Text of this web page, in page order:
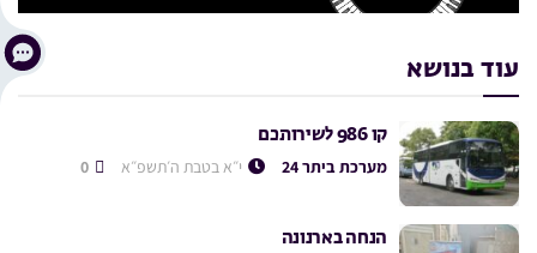
עוד בנושא
קו 986 לשירותכם
מערכת ביתר 24 י״א בטבת ה׳תשפ״א
הנחה בארנונה